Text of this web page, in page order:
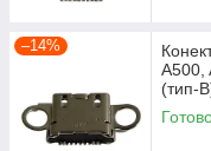
–14%
A500,
(тип-